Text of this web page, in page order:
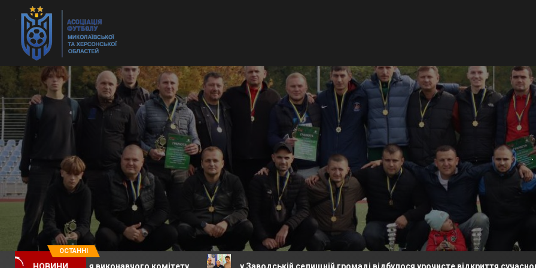
ОСТАННІ
засідання виконавчого комітету у Заводській селищній громаді відбулося урочисте відкриття сучасного